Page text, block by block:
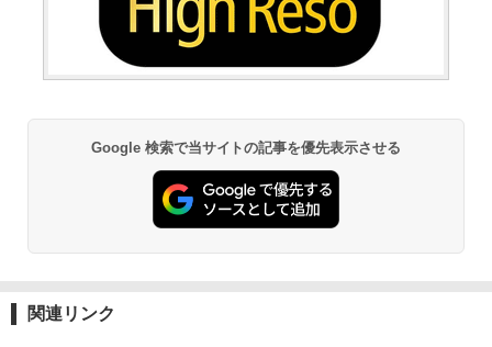
Google 検索で当サイトの記事を優先表示させる
関連リンク